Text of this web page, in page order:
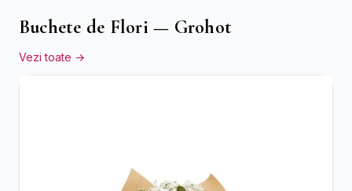
Buchete de Flori — Grohot
Vezi toate →